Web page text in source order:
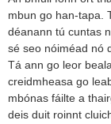
mbun go han-tapa.
déanann tú cuntas
sé seo nóiméad nó
Tá ann go leor
creidmheasa go
mbónas fáilte a
deis duit roinnt